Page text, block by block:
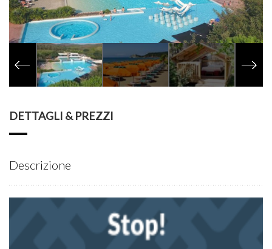
DETTAGLI & PREZZI
Descrizione